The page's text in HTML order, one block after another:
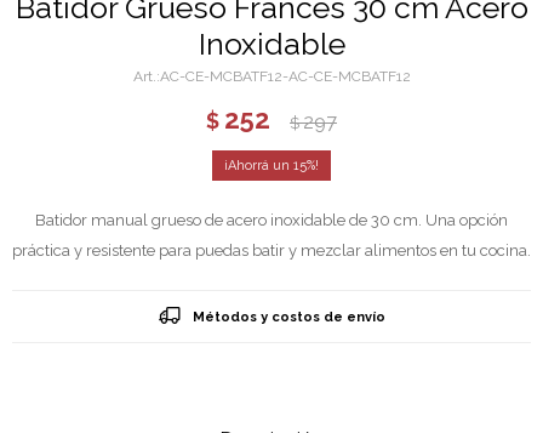
Batidor Grueso Frances 30 cm Acero
Inoxidable
AC-CE-MCBATF12-AC-CE-MCBATF12
$ 252 $ 297
15
Batidor manual grueso de acero inoxidable de 30 cm. Una opción
práctica y resistente para puedas batir y mezclar alimentos en tu cocina.
Métodos y costos de envío